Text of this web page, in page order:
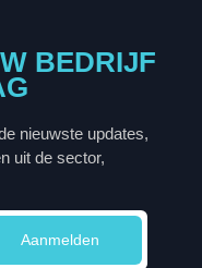
BEDRIJF
nieuwste updates,
uit de sector,
Aanmelden